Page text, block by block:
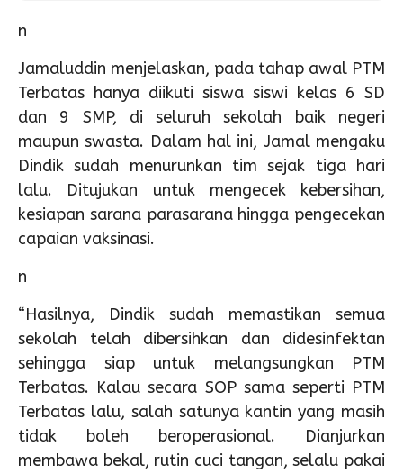
n
Jamaluddin menjelaskan, pada tahap awal PTM
Terbatas hanya diikuti siswa siswi kelas 6 SD
dan 9 SMP, di seluruh sekolah baik negeri
maupun swasta. Dalam hal ini, Jamal mengaku
Dindik sudah menurunkan tim sejak tiga hari
lalu. Ditujukan untuk mengecek kebersihan,
kesiapan sarana parasarana hingga pengecekan
capaian vaksinasi.
n
“Hasilnya, Dindik sudah memastikan semua
sekolah telah dibersihkan dan didesinfektan
sehingga siap untuk melangsungkan PTM
Terbatas. Kalau secara SOP sama seperti PTM
Terbatas lalu, salah satunya kantin yang masih
tidak boleh beroperasional. Dianjurkan
membawa bekal, rutin cuci tangan, selalu pakai